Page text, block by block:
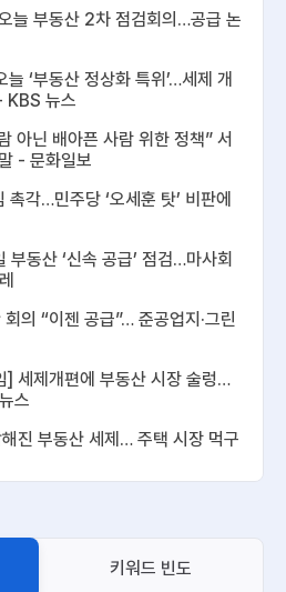
늘 부동산 2차 점검회의…공급 논
‘부동산 정상화 특위’…세제 개
KBS 뉴스
아닌 배아픈 사람 위한 정책” 서
- 문화일보
각…민주당 ‘오세훈 탓’ 비판에
동산 ‘신속 공급’ 점검…마사회
의 “이젠 공급”… 준공업지·그린
세제개편에 부동산 시장 술렁…
스
진 부동산 세제… 주택 시장 먹구
입자에게 전가 되진 않을 것…조
일 내 부동산 공급 발표"...시장
키워드 빈도